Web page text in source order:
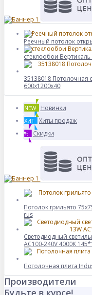
Реечный потолок
стеклообои
35138018 Потолочная
600x1200x40
NEW Новинки
ХИТ Хиты продаж
% Скидки
Потолок грильято
rus
Светодиодный
AC100-240V 4000K
Потолочная плита
Производители
Будьте в курсе!